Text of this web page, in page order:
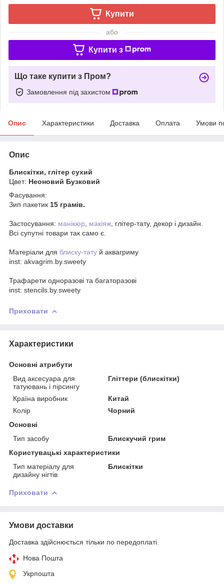
Купити
або
Купити з
Що таке купити з Пром?
Замовлення під захистом
Опис Характеристики Доставка Оплата Умови
Опис
Блискітки, глітер сухий
Цвет: Неоновий Бузковий
Фасування:
Зип пакетик 15 грамів.
Застосування: манікюр макіяж , глітер-тату, декор і дизайн.
Всі супутні товари так само є.
Матеріали для блиску-тату й аквагриму
inst: akvagrim.by.sweety
Трафарети одноразові та багаторазові
inst: stencils.by.sweety
Приховати
Характеристики
Основні атрибути
Вид аксесуара для
татуювань і пірсингу
Гліттери (блискітки)
Країна виробник
Китай
Колір
Чорний
Основні
Тип засобу
Блискучий грим
Користувацькі характеристики
Тип матеріалу для
дизайну нігтів
Блискітки
Приховати
Умови доставки
Доставка здійснюється тільки по передоплаті.
Нова Пошта
Укрпошта